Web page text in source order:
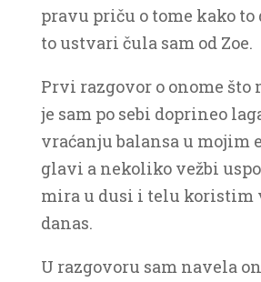
pravu priču o tome kako to
to ustvari čula sam od Zoe.
Prvi razgovor o onome što
je sam po sebi doprineo
vraćanju balansa u mojim
glavi a nekoliko vežbi
mira u dusi i telu koristim
danas.
U razgovoru sam navela